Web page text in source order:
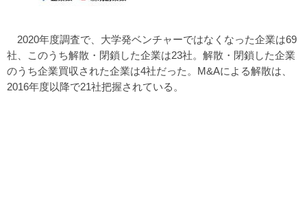
2020年度調査で、大学発ベンチャーではなくなった企業は69
社、このうち解散・閉鎖した企業は23社。解散・閉鎖した企業
のうち企業買収された企業は4社だった。M&Aによる解散は、
2016年度以降で21社把握されている。